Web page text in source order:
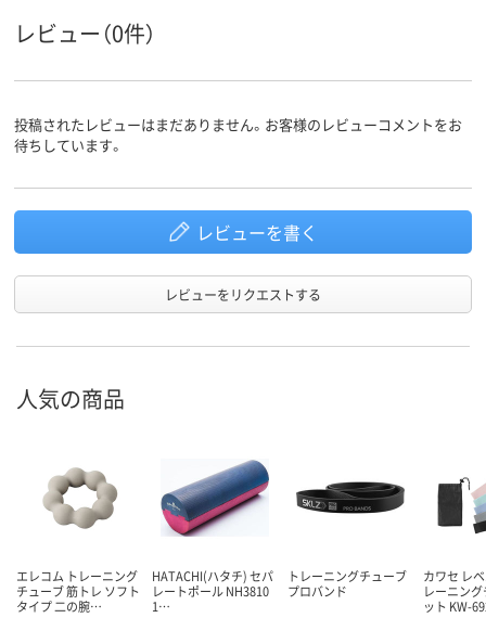
レビュー（0件）
投稿されたレビューはまだありません。お客様のレビューコメントをお
待ちしています。
レビューを書く
レビューをリクエストする
人気の商品
エレコム トレーニング
チューブ 筋トレ ソフト
タイプ 二の腕…
HATACHI(ハタチ) セパ
レートポール NH3810
1…
トレーニングチューブ
プロバンド
カワセ レ
レーニン
ット KW-